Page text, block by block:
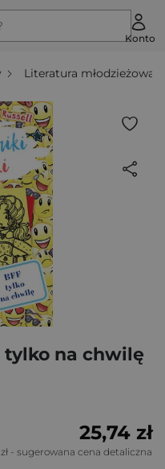
Konto
Literatura młodzieżowa
tylko na chwilę
25,74 zł
- sugerowana cena detaliczna